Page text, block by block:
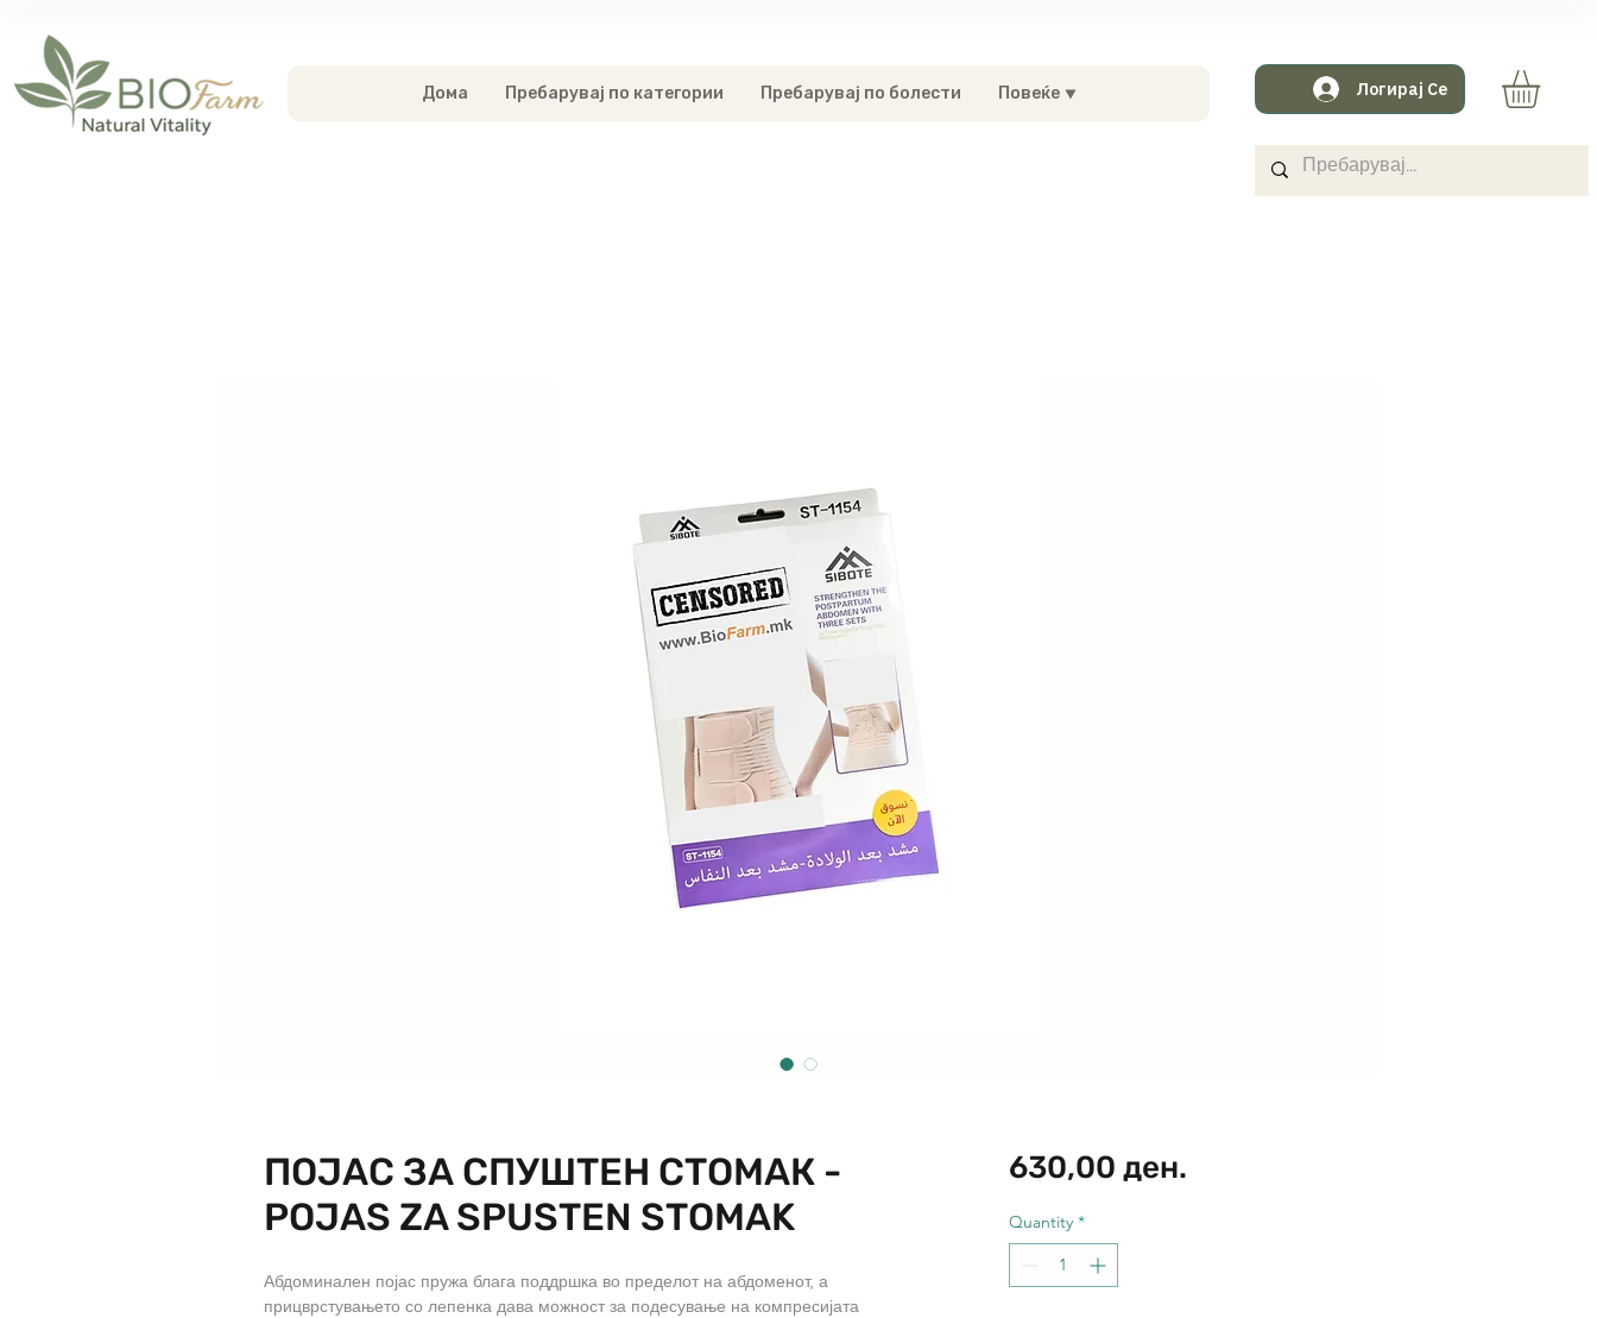
Дома Пребарувај по категории Пребарувај по болести Повеќе ⯆ Логирај Се
ПОЈАС ЗА СПУШТЕН СТОМАК -
POJAS ZA SPUSTEN STOMAK
Абдоминален појас пружа блага поддршка во пределот на абдоменот, а
прицврстувањето со лепенка дава можност за подесување на компресијата
630,00 ден.Price
Quantity *